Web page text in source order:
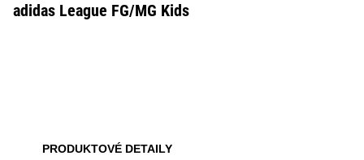
adidas League FG/MG Kids
PRODUKTOVÉ DETAILY